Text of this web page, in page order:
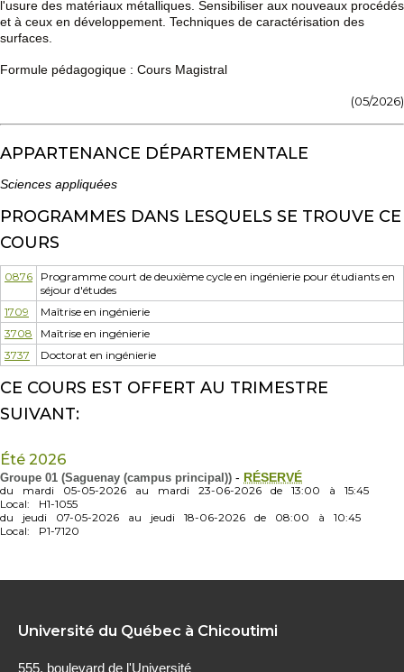
l'usure des matériaux métalliques. Sensibiliser aux nouveaux procédés
et à ceux en développement. Techniques de caractérisation des
surfaces.
Formule pédagogique : Cours Magistral
(05/2026)
APPARTENANCE DÉPARTEMENTALE
Sciences appliquées
PROGRAMMES DANS LESQUELS SE TROUVE CE
COURS
0876
Programme court de deuxième cycle en ingénierie pour étudiants en
séjour d'études
1709
Maîtrise en ingénierie
3708
Maîtrise en ingénierie
3737
Doctorat en ingénierie
CE COURS EST OFFERT AU TRIMESTRE
SUIVANT:
Été 2026
Groupe 01 (Saguenay (campus principal)) - RÉSERVÉ
du
mardi 05-05-2026 au mardi 23-06-2026 de 13:00 à
15:45
Local:
H1-1055
du
jeudi 07-05-2026 au jeudi 18-06-2026 de 08:00 à
10:45
Local:
P1-7120
Université du Québec à Chicoutimi
555, boulevard de l'Université